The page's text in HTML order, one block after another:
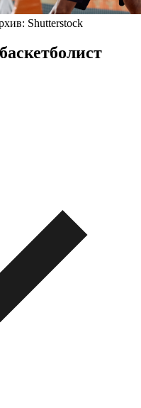
Shutterstock